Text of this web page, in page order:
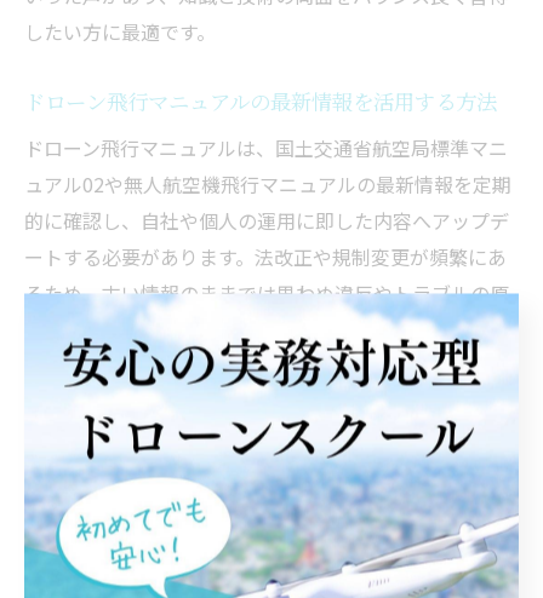
したい方に最適です。
ドローン飛行マニュアルの最新情報を活用する方法
ドローン飛行マニュアルは、国土交通省航空局標準マニ
ュアル02や無人航空機飛行マニュアルの最新情報を定期
的に確認し、自社や個人の運用に即した内容へアップデ
ートする必要があります。法改正や規制変更が頻繁にあ
るため、古い情報のままでは思わぬ違反やトラブルの原
因となります。
最新のマニュアル情報を活用するには、
国土交通省公式サイトで配布されている標準マニュア
ルのダウンロード
ドローンスクールでの最新法規解説セミナーへの参加
航空局や業界団体からのアナウンスを定期チェック
などが効果的です。自作マニュアルを作成する場合も、